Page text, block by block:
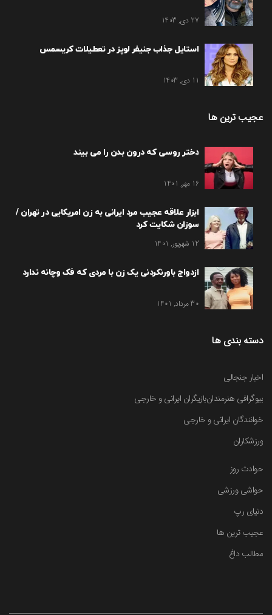
27 دی, 1403
استایل جذاب جنیفر لوپز در تعطیلات کریسمس
11 دی, 1403
عجیب ترین ها
دختر روسی که درون بدن را می بیند
16 مهر, 1401
ابزار علاقه عجیب مرد ایرانی به زن امریکایی در تهران /
سوزان شکایت کرد
12 شهریور, 1401
ازدواج باورنکردنی یک زن با مردی که فک وچانه ندارد
30 مرداد, 1401
دسته بندی ها
اخبار جنجالی
بیوگرافی هنرمندانبازیگران ایرانی و خارجی
خوانندگان ایرانی و خارجی
ورزشکاران
حوادث روز
حواشی ورزشی
دنیای رپ
عجیب ترین ها
مطالب داغ